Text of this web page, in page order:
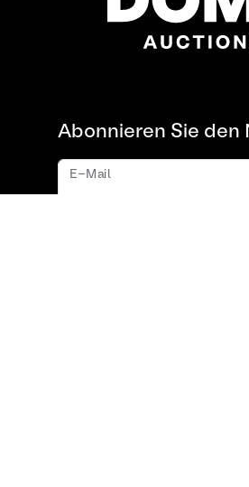
Abonnieren Sie den
E-Mail